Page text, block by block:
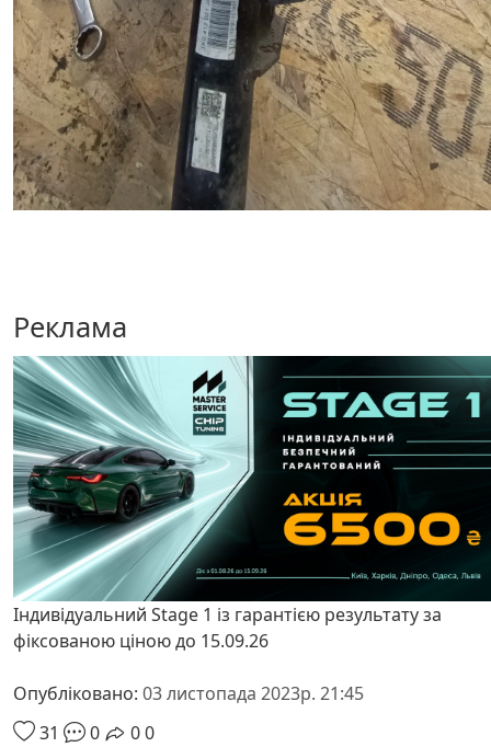
Реклама
Індивідуальний Stage 1 із гарантією результату за
фіксованою ціною до 15.09.26
Опубліковано: 03 листопада 2023р. 21:45
31
0 00